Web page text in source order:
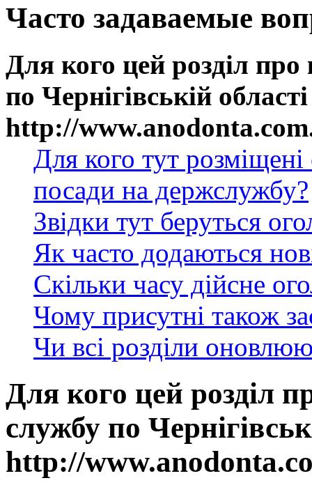
Часто задаваемые
Для кого цей розділ
по Чернігівській
http://
Для кого тут
посади на держслужбу?
Звідки тут беруться
Як часто додаються
Скільки часу дійсне
Чому присутні також
Чи всі розділи
Для кого цей розділ
службу по
http://